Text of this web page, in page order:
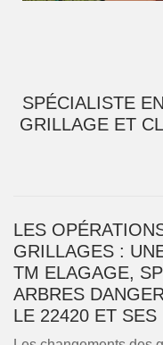
SPÉCIALISTE
GRILLAGE ET
LES
GRILLAGES :
TM ELAGAGE,
ARBRES
LE 22420 ET SES